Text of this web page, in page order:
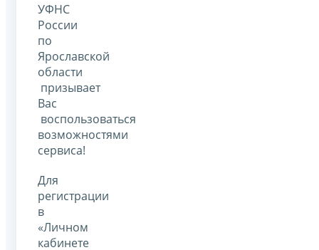
УФНС
России
по
Ярославской
области
призывает
Вас
воспользоваться
возможностями
сервиса!
Для
регистрации
в
«Личном
кабинете